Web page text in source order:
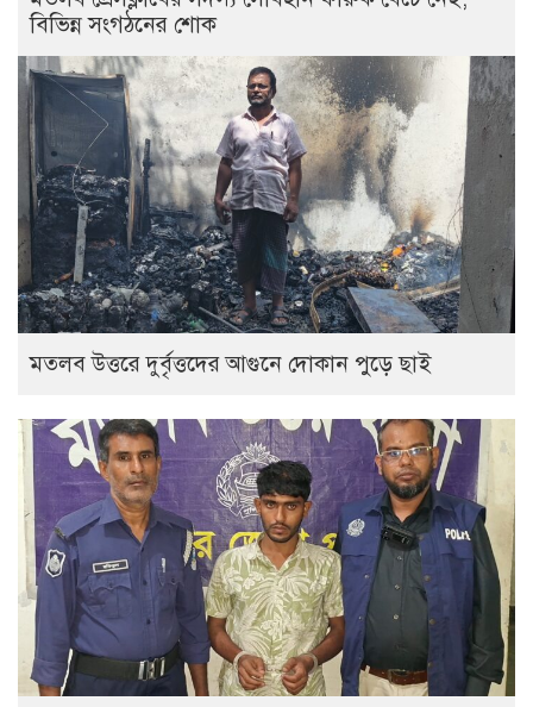
বিভিন্ন সংগঠনের শোক
‎মতলব উত্তরে দুর্বৃত্তদের আগুনে দোকান পুড়ে ছাই